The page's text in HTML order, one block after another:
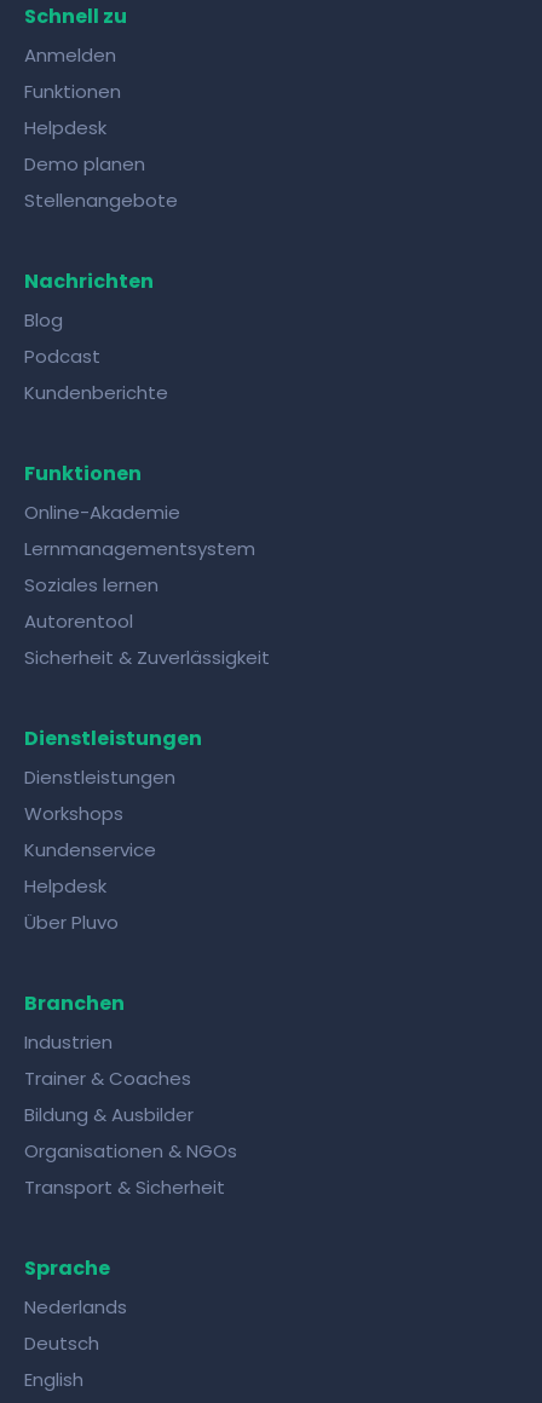
Schnell zu
Anmelden
Funktionen
Helpdesk
Demo planen
Stellenangebote
Nachrichten
Blog
Podcast
Kundenberichte
Funktionen
Online-Akademie
Lernmanagementsystem
Soziales lernen
Autorentool
Sicherheit & Zuverlässigkeit
Dienstleistungen
Dienstleistungen
Workshops
Kundenservice
Helpdesk
Über Pluvo
Branchen
Industrien
Trainer & Coaches
Bildung & Ausbilder
Organisationen & NGOs
Transport & Sicherheit
Sprache
Nederlands
Deutsch
English